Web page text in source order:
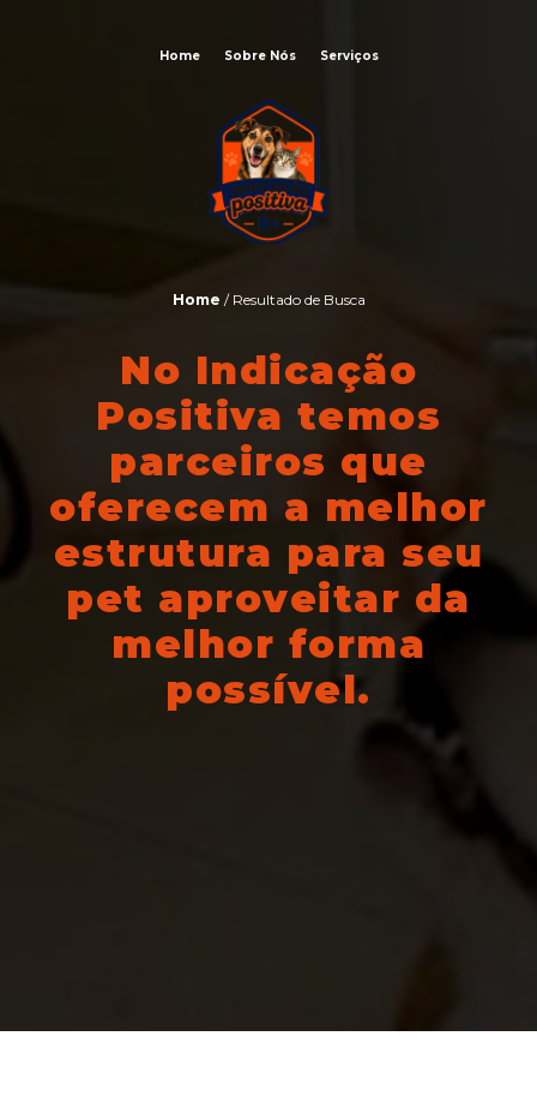
Home Sobre Nós Serviços
Home / Resultado de Busca
No Indicação
Positiva temos
parceiros que
oferecem a melhor
estrutura para seu
pet aproveitar da
melhor forma
possível.